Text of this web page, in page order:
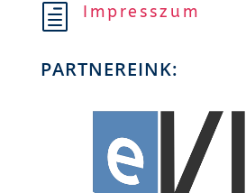
h Impresszum
PARTNEREINK: